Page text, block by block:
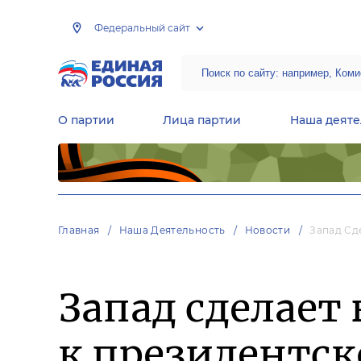
Федеральный сайт
О партии Лица партии Наша
Главная Наша Деятельность Новости Запад
Запад